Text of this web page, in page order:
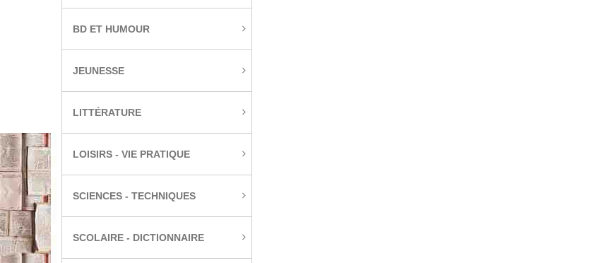
BD ET HUMOUR
JEUNESSE
LITTÉRATURE
LOISIRS - VIE PRATIQUE
SCIENCES - TECHNIQUES
SCOLAIRE - DICTIONNAIRE